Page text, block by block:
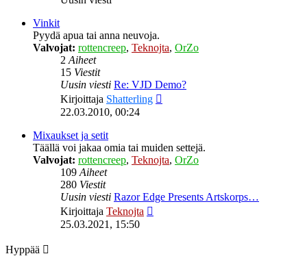
Vinkit
Pyydä apua tai anna neuvoja.
Valvojat: rottencreep, Teknojta, OrZo
2 Aiheet
15 Viestit
Uusin viesti Re: VJD Demo?
Kirjoittaja Shatterling
22.03.2010, 00:24
Mixaukset ja setit
Täällä voi jakaa omia tai muiden settejä.
Valvojat: rottencreep, Teknojta, OrZo
109 Aiheet
280 Viestit
Uusin viesti Razor Edge Presents Artskorps…
Kirjoittaja Teknojta
25.03.2021, 15:50
Hyppää